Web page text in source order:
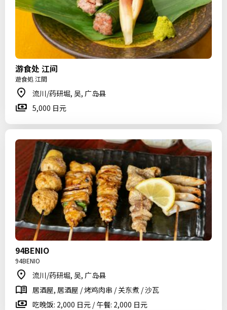
游食处 江间
遊食処 江間
流川/药研堀, 吴, 广岛县
5,000 日元
94BENIO
94BENIO
流川/药研堀, 吴, 广岛县
居酒屋, 居酒屋 / 烤鸡肉串 / 关东煮 / 沙瓦
吃晚饭: 2,000 日元 / 午餐: 2,000 日元